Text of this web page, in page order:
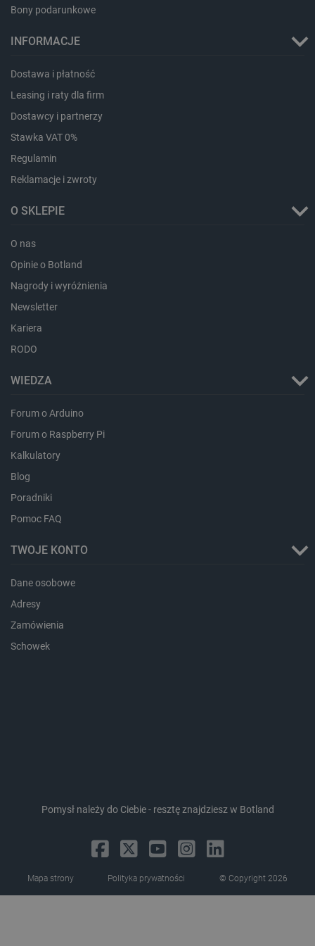
Bony podarunkowe
INFORMACJE
Dostawa i płatność
Leasing i raty dla firm
Dostawcy i partnerzy
Stawka VAT 0%
Regulamin
Reklamacje i zwroty
O SKLEPIE
O nas
Opinie o Botland
Nagrody i wyróżnienia
Newsletter
Kariera
RODO
WIEDZA
Forum o Arduino
Forum o Raspberry Pi
Kalkulatory
Blog
Poradniki
Pomoc FAQ
TWOJE KONTO
Dane osobowe
Adresy
Zamówienia
Schowek
Pomysł należy do Ciebie - resztę znajdziesz w Botland
Mapa strony Polityka prywatności © Copyright 2026
_lb_ccc .botland.com.pl
botland.com.pl
LaVisitorId_Ym90bGFuZC5sYWRlc2suY29tLw .botland.com.pl